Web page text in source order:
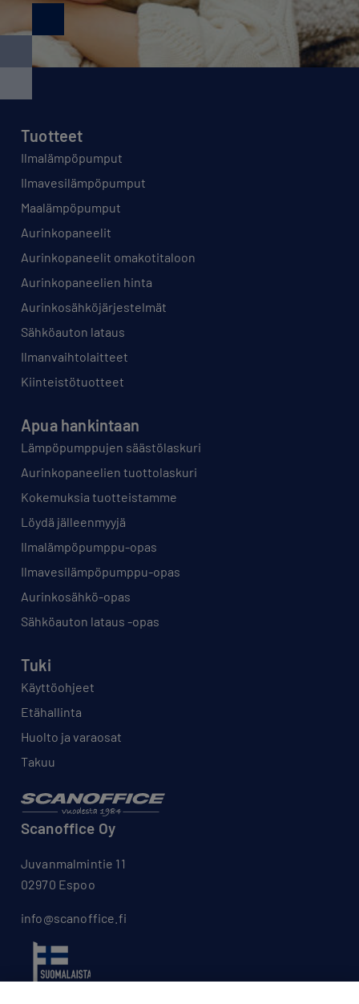
Tuotteet
Ilmalämpöpumput
Ilmavesilämpöpumput
Maalämpöpumput
Aurinkopaneelit
Aurinkopaneelit omakotitaloon
Aurinkopaneelien hinta
Aurinkosähköjärjestelmät
Sähköauton lataus
Ilmanvaihtolaitteet
Kiinteistötuotteet
Apua hankintaan
Lämpöpumppujen säästölaskuri
Aurinkopaneelien tuottolaskuri
Kokemuksia tuotteistamme
Löydä jälleenmyyjä
Ilmalämpöpumppu-opas
Ilmavesilämpöpumppu-opas
Aurinkosähkö-opas
Sähköauton lataus -opas
Tuki
Käyttöohjeet
Etähallinta
Huolto ja varaosat
Takuu
Scanoffice Oy
Juvanmalmintie 11
02970 Espoo
info@scanoffice.fi